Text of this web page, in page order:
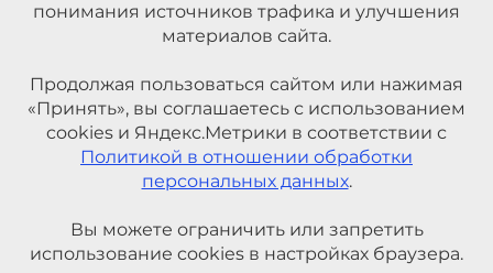
понимания источников трафика и улучшения
материалов сайта.
Продолжая пользоваться сайтом или нажимая
«Принять», вы соглашаетесь с использованием
cookies и Яндекс.Метрики в соответствии с
Политикой в отношении обработки
персональных данных.
Вы можете ограничить или запретить
использование cookies в настройках браузера.